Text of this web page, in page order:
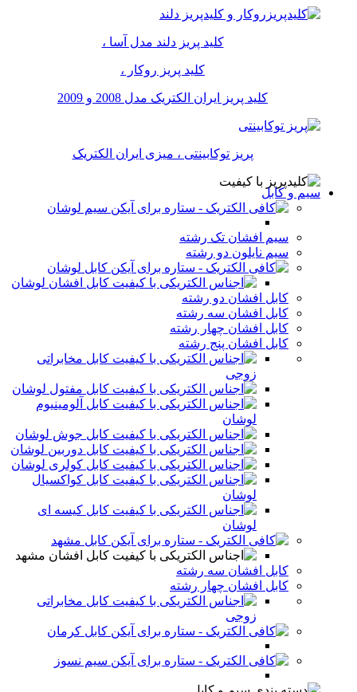
کلید پریز دلند مدل آسا ،
کلید پریز روکار ،
کلید پریز ایران الکتریک مدل 2008 و 2009
پریز توکابینتی ، میزی ایران الکتریک
سیم و کابل
سیم لوشان
سیم افشان تک رشته
سیم نایلون دو رشته
کابل لوشان
کابل افشان لوشان
کابل افشان دو رشته
کابل افشان سه رشته
کابل افشان چهار رشته
کابل افشان پنج رشته
کابل مخابراتی
زوجی
کابل مفتول لوشان
کابل آلومینیوم
لوشان
کابل جوش لوشان
کابل دوربین لوشان
کابل کولری لوشان
کابل کواکسیال
لوشان
کابل کیسه ای
لوشان
کابل مشهد
کابل افشان مشهد
کابل افشان سه رشته
کابل افشان چهار رشته
کابل مخابراتی
زوجی
کابل کرمان
سیم نسوز